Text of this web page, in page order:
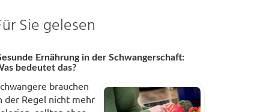
Sie gelesen
Ernährung in der Schwangerschaft:
bedeutet das?
brauchen
der Regel nicht mehr